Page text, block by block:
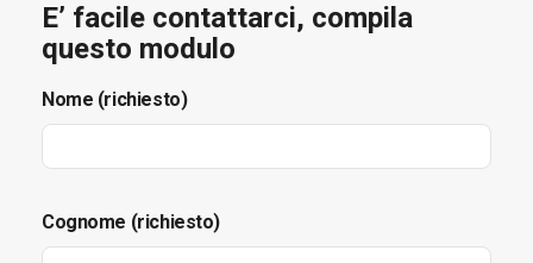
E’ facile contattarci, compila
questo modulo
Nome (richiesto)
Cognome (richiesto)